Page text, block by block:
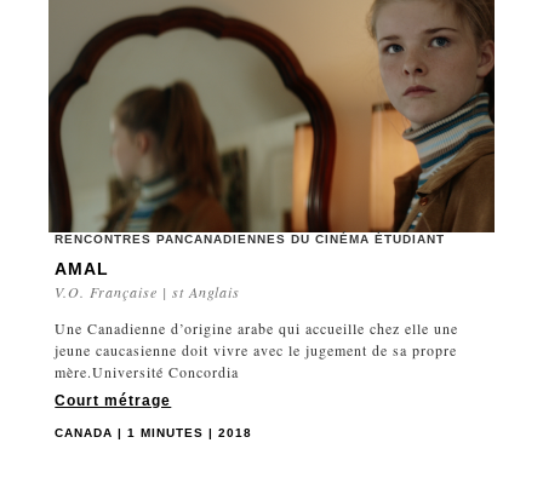
RENCONTRES PANCANADIENNES DU CINÉMA ÉTUDIANT
AMAL
V.O. Française | st Anglais
Une Canadienne d’origine arabe qui accueille chez elle une
jeune caucasienne doit vivre avec le jugement de sa propre
mère.Université Concordia
Court métrage
CANADA | 1 MINUTES | 2018